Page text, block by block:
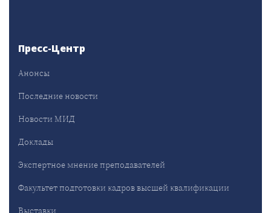
Пресс-Центр
Анонсы
Последние новости
Новости МИД
Доклады
Экспертное мнение преподавателей
Факультет подготовки кадров высшей квалификации
Выставки